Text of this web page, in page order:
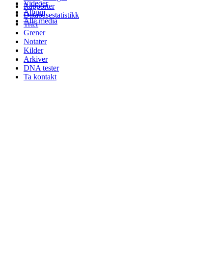
Videoer
Album
Alle media
Rapporter
Databasestatistikk
Trær
Grener
Notater
Kilder
Arkiver
DNA tester
Ta kontakt